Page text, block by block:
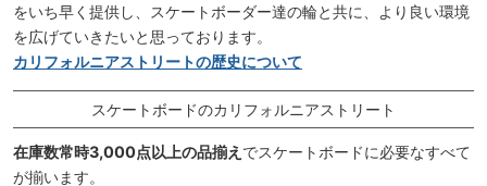
をいち早く提供し、スケートボーダー達の輪と共に、より良い環境
を広げていきたいと思っております。
カリフォルニアストリートの歴史について
スケートボードのカリフォルニアストリート
在庫数常時3,000点以上の品揃え でスケートボードに必要なすべて
が揃います。